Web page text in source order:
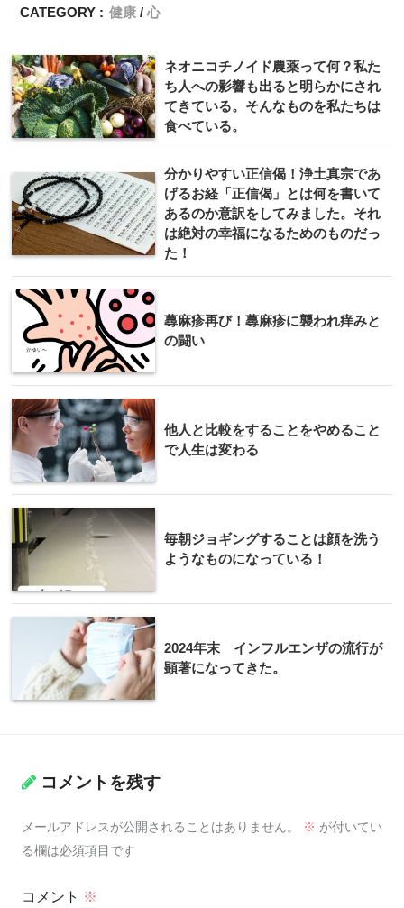
CATEGORY : 健康 心
ネオニコチノイド農薬って何？私た
ち人への影響も出ると明らかにされ
てきている。そんなものを私たちは
食べている。
分かりやすい正信偈！浄土真宗であ
げるお経「正信偈」とは何を書いて
あるのか意訳をしてみました。それ
は絶対の幸福になるためのものだっ
た！
蕁麻疹再び！蕁麻疹に襲われ痒みと
の闘い
他人と比較をすることをやめること
で人生は変わる
毎朝ジョギングすることは顔を洗う
ようなものになっている！
2024年末 インフルエンザの流行が
顕著になってきた。
コメントを残す
メールアドレスが公開されることはありません。 ※ が付いてい
る欄は必須項目です
コメント ※